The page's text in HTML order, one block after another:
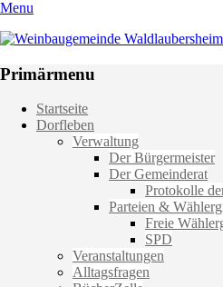
Menu
Weinbaugemeinde Waldlaubersheim
Primärmenu
Weiter
zum
Startseite
Dorfleben
Verwaltung
Der Bürgermeister
Der Gemeinderat
Protokolle
Parteien &
Freie
SPD
Veranstaltungen
Alltagsfragen